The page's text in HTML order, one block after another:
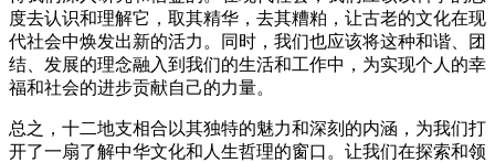
度去认识和理解它，取其精华，去其糟粕，让古老的文化在现
代社会中焕发出新的活力。同时，我们也应该将这种和谐、团
结、发展的理念融入到我们的生活和工作中，为实现个人的幸
福和社会的进步贡献自己的力量。
总之，十二地支相合以其独特的魅力和深刻的内涵，为我们打
开了一扇了解中华文化和人生哲理的窗口。让我们在探索和领